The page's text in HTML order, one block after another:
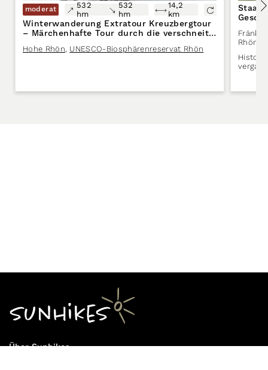
moderat
532
hm
532
hm
14,2
km
Winterwanderung Extratour Kreuzbergtour
– Märchenhafte Tour durch die verschneite
Rhön
Hohe Rhön, UNESCO-Biosphärenreservat Rhön
Rhön
Über Sunhikes